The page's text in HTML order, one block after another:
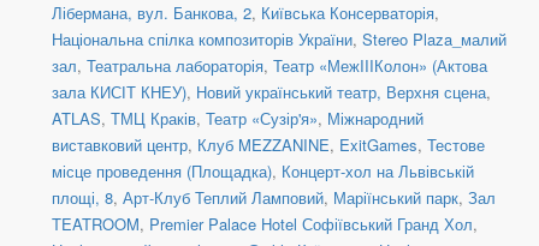
Лібермана, вул. Банкова, 2, Київська Консерваторія,
Національна спілка композиторів України, Stereo Plaza_малий
зал, Театральна лабораторія, Театр «МежIIIКолон» (Актова
зала КИСІТ КНЕУ), Новий український театр, Верхня сцена,
ATLAS, ТМЦ Краків, Театр «Сузір'я», Міжнародний
виставковий центр, Клуб MEZZANINE, ExitGames, Тестове
місце проведення (Площадка), Концерт-хол на Львівській
площі, 8, Арт-Клуб Теплий Ламповий, Маріїнський парк, Зал
TEATROOM, Premier Palace Hotel Софіївський Гранд Хол,